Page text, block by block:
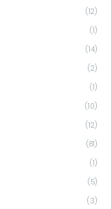
(12)
(1)
(14)
(2)
(1)
(10)
(12)
(81)
(1)
(5)
(3)